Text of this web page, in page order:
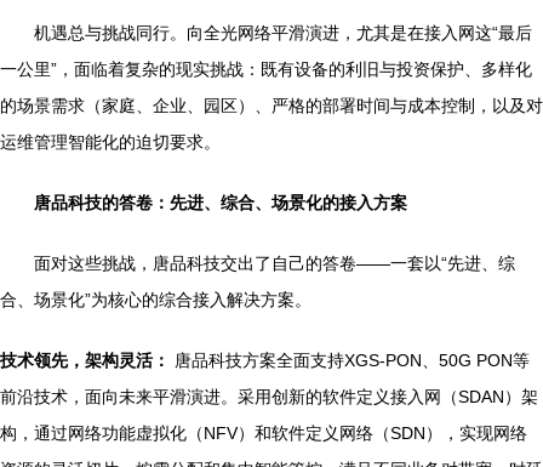
机遇总与挑战同行。向全光网络平滑演进，尤其是在接入网这“最后
一公里”，面临着复杂的现实挑战：既有设备的利旧与投资保护、多样化
的场景需求（家庭、企业、园区）、严格的部署时间与成本控制，以及对
运维管理智能化的迫切要求。
唐品科技的答卷：先进、综合、场景化的接入方案
面对这些挑战，唐品科技交出了自己的答卷——一套以“先进、综
合、场景化”为核心的综合接入解决方案。
技术领先，架构灵活：
唐品科技方案全面支持XGS-PON、50G PON等
前沿技术，面向未来平滑演进。采用创新的软件定义接入网（SDAN）架
构，通过网络功能虚拟化（NFV）和软件定义网络（SDN），实现网络